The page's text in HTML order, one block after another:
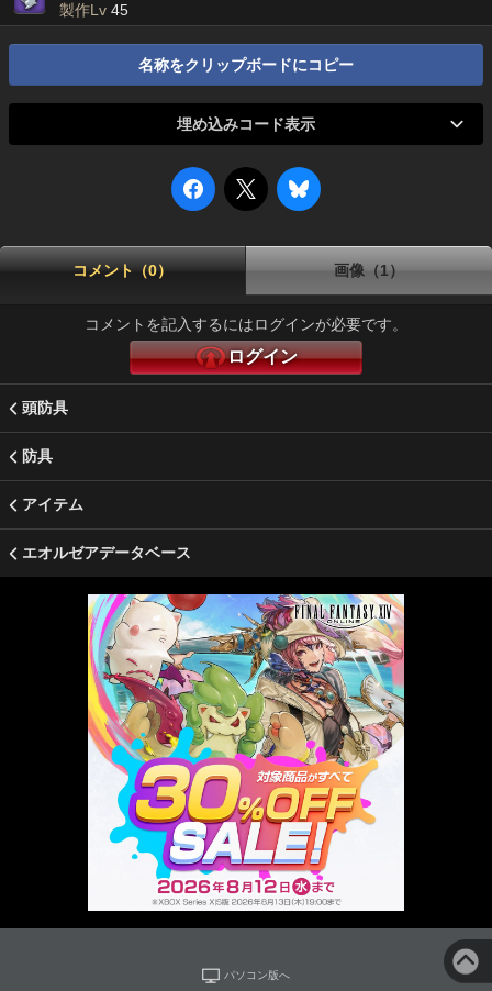
製作Lv 45
名称をクリップボードにコピー
埋め込みコード表示
コメント（0） 画像（1）
コメントを記入するにはログインが必要です。
ログイン
頭防具
防具
アイテム
エオルゼアデータベース
パソコン版へ